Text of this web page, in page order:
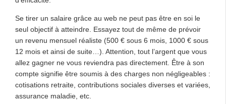
Se tirer un salaire grâce au web ne peut pas être en soi le
seul objectif à atteindre. Essayez tout de même de prévoir
un revenu mensuel réaliste (500 € sous 6 mois, 1000 € sous
12 mois et ainsi de suite…). Attention, tout l’argent que vous
allez gagner ne vous reviendra pas directement. Être à son
compte signifie être soumis à des charges non négligeables :
cotisations retraite, contributions sociales diverses et variées,
assurance maladie, etc.